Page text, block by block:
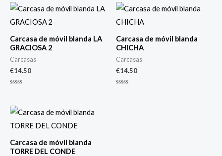
Carcasa de móvil blanda LA
GRACIOSA 2
Carcasas
€14.50
de
5
Carcasa de móvil blanda
CHICHA
Carcasas
€14.50
Carcasa de móvil blanda
TORRE DEL CONDE